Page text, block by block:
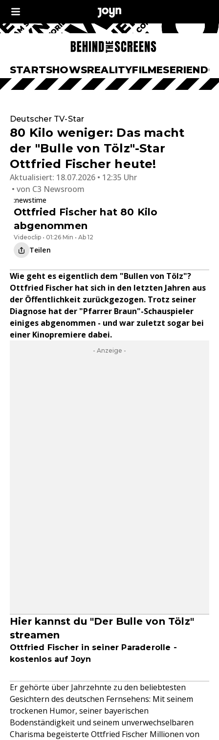
STARTSHOWSREALITYFILMESERIEN
Deutscher TV-Star
80 Kilo weniger: Das macht
der "Bulle von Tölz"-Star
Ottfried Fischer heute!
Aktualisiert: 18.07.2026 • 12:35 Uhr
von C3 Newsroom
:newstime
Ottfried Fischer hat 80 Kilo
abgenommen
Videoclip • 01:26 Min • Ab 12
Teilen
Wie geht es eigentlich dem "Bullen von Tölz"?
Ottfried Fischer hat sich in den letzten Jahren aus
der Öffentlichkeit zurückgezogen. Trotz seiner
Diagnose hat der "Pfarrer Braun"-Schauspieler
einiges abgenommen - und war zuletzt sogar bei
einer Kinopremiere dabei.
- Anzeige -
Hier kannst du "Der Bulle von Tölz"
streamen
Ottfried Fischer in seiner Paraderolle -
kostenlos auf Joyn
Er gehörte über Jahrzehnte zu den beliebtesten
Gesichtern des deutschen Fernsehens: Mit seinem
trockenen Humor, seiner bayerischen
Bodenständigkeit und seinem unverwechselbaren
Charisma begeisterte Ottfried Fischer Millionen von